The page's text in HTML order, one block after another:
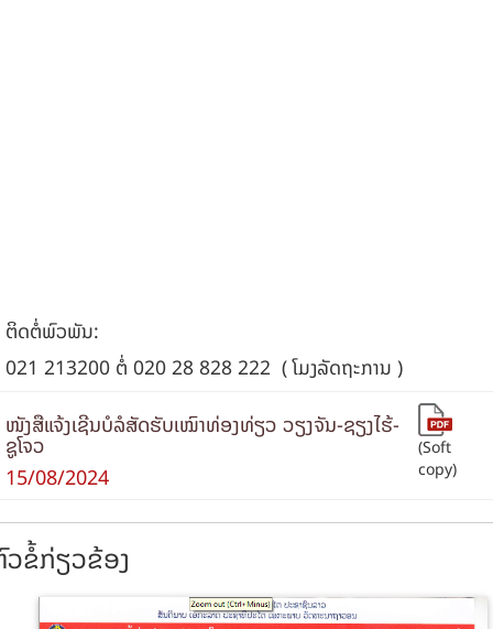
ຕິດ​ຕໍ່​ພົວ​ພັນ:
021 213200 ຕໍ່ 020 28 828 222 ( ໂມງລັດຖະການ )
ໜັງສືແຈ້ງເຊີນບໍລໍສັດຮັບເໝົາທ່ອງທ່ຽວ ວຽງຈັນ-ຊຽງໄຮ້-
ຊູໂຈວ
15/08/2024
(Soft
copy)
ຂໍ້ກ່ຽວຂ້ອງ